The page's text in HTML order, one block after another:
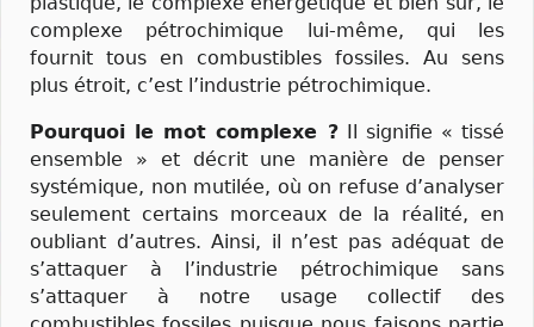
complexe pétrochimique lui-même, qui les
fournit tous en combustibles fossiles. Au sens
plus étroit, c’est l’industrie pétrochimique.
Pourquoi le mot complexe ?Il signifie « tissé
ensemble » et décrit une manière de penser
systémique, non mutilée, où on refuse d’analyser
seulement certains morceaux de la réalité, en
oubliant d’autres. Ainsi, il n’est pas adéquat de
s’attaquer à l’industrie pétrochimique sans
s’attaquer à notre usage collectif des